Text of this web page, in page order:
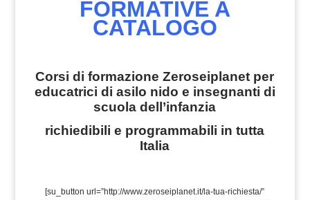
FORMATIVE A
CATALOGO
Corsi di formazione Zeroseiplanet per
educatrici di asilo nido e insegnanti di
scuola dell’infanzia
richiedibili e programmabili in tutta
Italia
[su_button url=”http://www.zeroseiplanet.it/la-tua-richiesta/”